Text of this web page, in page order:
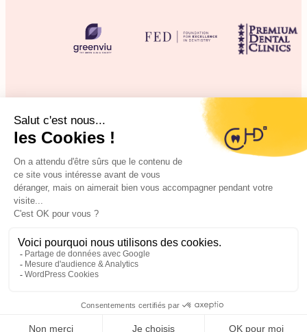
©2025 CHD Clinique d’Hygiène Dentaire
Mentions légales